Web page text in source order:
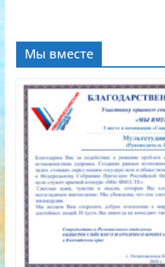
Мы вместе